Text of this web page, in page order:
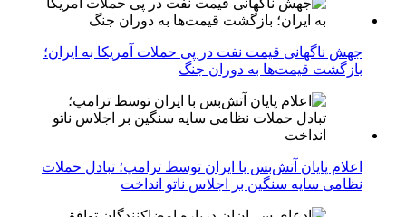
جهش ناگهانی قیمت نفت در پی حملات آمریکا به ایران؛
بازگشت قیمت‌ها به دوران جنگ
اعلام پایان آتش‌بس با ایران توسط ترامپ؛ تبادل حملات
نظامی سایه سنگین بر اجلاس ناتو انداخت